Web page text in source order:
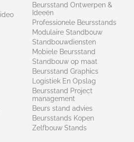
Beursstand Ontwerpen &
Ideeën
Professionele Beursstands
Modulaire Standbouw
Standbouwdiensten
Mobiele Beursstand
Standbouw op maat​
Beursstand Graphics
Logistiek En Opslag
Beursstand Project
management
Beurs stand advies
Beursstands Kopen
Zelfbouw Stands